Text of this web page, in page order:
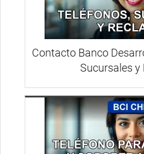
Contacto Banco
Sucursales y